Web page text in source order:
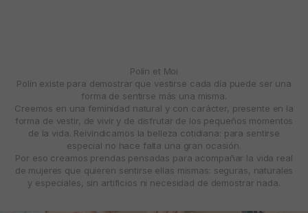
Polín et Moi
Polín existe para demostrar que vestirse cada día puede ser una
forma de sentirse más una misma.
Creemos en una feminidad natural y con carácter, presente en la
forma de vestir, de vivir y de disfrutar de los pequeños momentos
de la vida. Reivindicamos la belleza cotidiana: para sentirse
especial no hace falta una gran ocasión.
Por eso creamos prendas pensadas para acompañar la vida real
de mujeres que quieren sentirse ellas mismas: seguras, naturales
y especiales, sin artificios ni necesidad de demostrar nada.